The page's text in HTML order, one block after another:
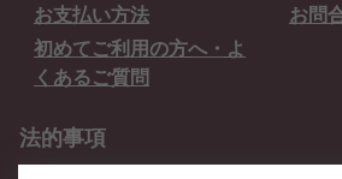
お支払い方法
お問
初めてご利用の方へ・よ
くあるご質問
法的事項